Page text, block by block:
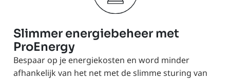
Slimmer energiebeheer met
ProEnergy
Bespaar op je energiekosten en word minder
afhankelijk van het net met de slimme sturing van